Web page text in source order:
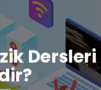
Dersleri